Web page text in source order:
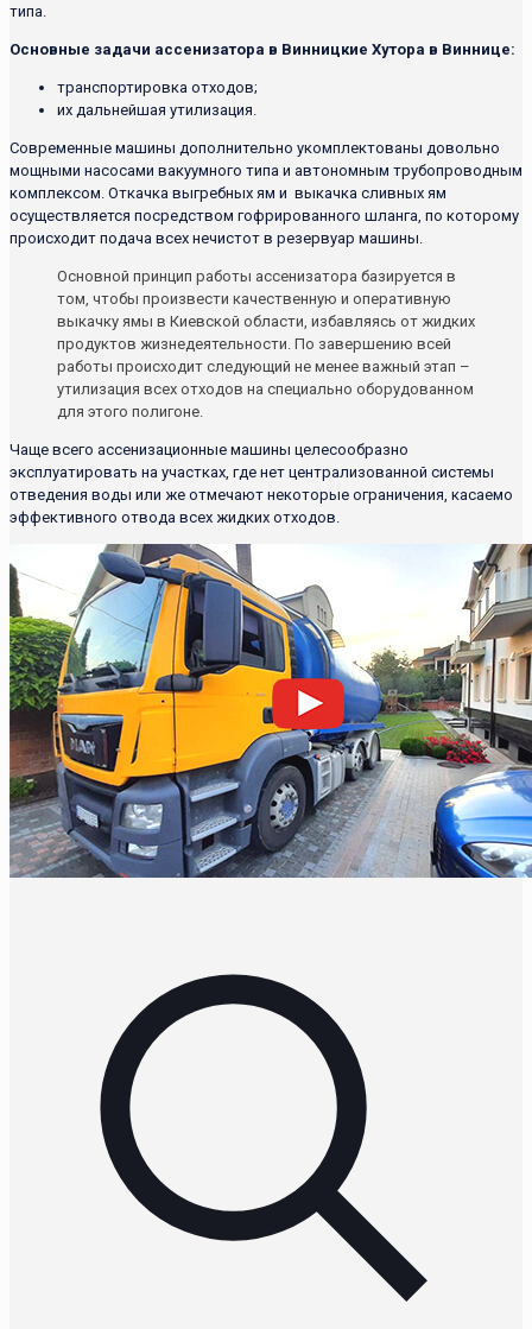
типа.
Основные задачи ассенизатора в Винницкие Хутора в Виннице:
транспортировка отходов;
их дальнейшая утилизация.
Современные машины дополнительно укомплектованы довольно
мощными насосами вакуумного типа и автономным трубопроводным
комплексом. Откачка выгребных ям и выкачка сливных ям
осуществляется посредством гофрированного шланга, по которому
происходит подача всех нечистот в резервуар машины.
Основной принцип работы ассенизатора базируется в
том, чтобы произвести качественную и оперативную
выкачку ямы в Киевской области, избавляясь от жидких
продуктов жизнедеятельности. По завершению всей
работы происходит следующий не менее важный этап –
утилизация всех отходов на специально оборудованном
для этого полигоне.
Чаще всего ассенизационные машины целесообразно
эксплуатировать на участках, где нет централизованной системы
отведения воды или же отмечают некоторые ограничения, касаемо
эффективного отвода всех жидких отходов.